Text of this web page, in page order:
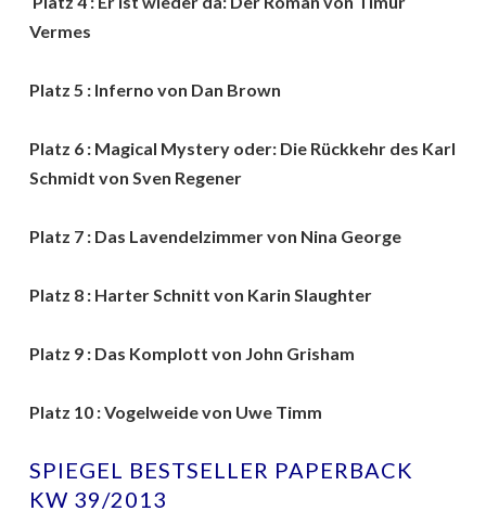
Vermes
Platz 5 : Inferno von Dan Brown
Platz 6 : Magical Mystery oder: Die Rückkehr des Karl
Schmidt von Sven Regener
Platz 7 : Das Lavendelzimmer von Nina George
Platz 8 : Harter Schnitt von Karin Slaughter
Platz 9 : Das Komplott von John Grisham
Platz 10 : Vogelweide von Uwe Timm
SPIEGEL BESTSELLER PAPERBACK
KW 39/2013